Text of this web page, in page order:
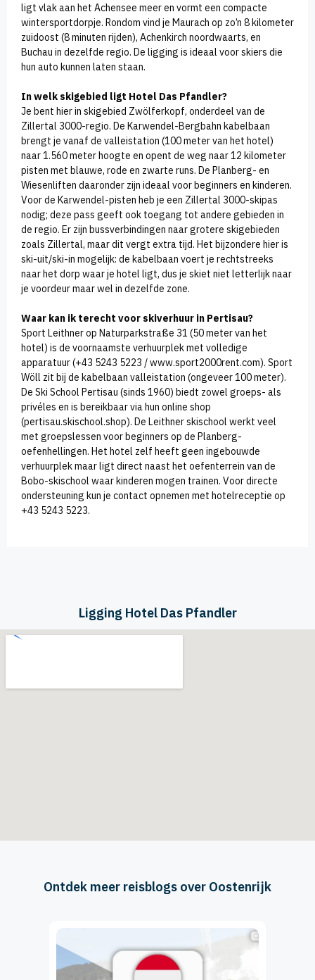
ligt vlak aan het Achensee meer en vormt een compacte
wintersportdorpje. Rondom vind je Maurach op zo’n 8 kilometer
zuidoost (8 minuten rijden), Achenkirch noordwaarts, en
Buchau in dezelfde regio. De ligging is ideaal voor skiers die
hun auto kunnen laten staan.
In welk skigebied ligt Hotel Das Pfandler?
Je bent hier in skigebied Zwölferkopf, onderdeel van de
Zillertal 3000-regio. De Karwendel-Bergbahn kabelbaan
brengt je vanaf de valleistation (100 meter van het hotel)
naar 1.560 meter hoogte en opent de weg naar 12 kilometer
pisten met blauwe, rode en zwarte runs. De Planberg- en
Wiesenliften daaronder zijn ideaal voor beginners en kinderen.
Voor de Karwendel-pisten heb je een Zillertal 3000-skipas
nodig; deze pass geeft ook toegang tot andere gebieden in
de regio. Er zijn bussverbindingen naar grotere skigebieden
zoals Zillertal, maar dit vergt extra tijd. Het bijzondere hier is
ski-uit/ski-in mogelijk: de kabelbaan voert je rechtstreeks
naar het dorp waar je hotel ligt, dus je skiet niet letterlijk naar
je voordeur maar wel in dezelfde zone.
Waar kan ik terecht voor skiverhuur in Pertisau?
Sport Leithner op Naturparkstraße 31 (50 meter van het
hotel) is de voornaamste verhuurplek met volledige
apparatuur (+43 5243 5223 / www.sport2000rent.com). Sport
Wöll zit bij de kabelbaan valleistation (ongeveer 100 meter).
De Ski School Pertisau (sinds 1960) biedt zowel groeps- als
privéles en is bereikbaar via hun online shop
(pertisau.skischool.shop). De Leithner skischool werkt veel
met groepslessen voor beginners op de Planberg-
oefenhellingen. Het hotel zelf heeft geen ingebouwde
verhuurplek maar ligt direct naast het oefenterrein van de
Bobo-skischool waar kinderen mogen trainen. Voor directe
ondersteuning kun je contact opnemen met hotelreceptie op
+43 5243 5223.
Ligging Hotel Das Pfandler
Ontdek meer reisblogs over Oostenrijk